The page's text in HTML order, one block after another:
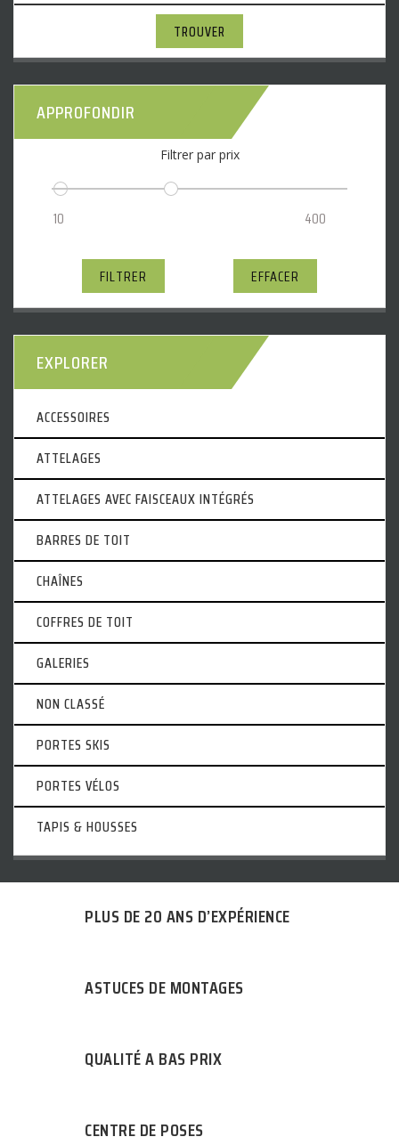
TROUVER
APPROFONDIR
Filtrer par prix
FILTRER EFFACER
EXPLORER
ACCESSOIRES
ATTELAGES
ATTELAGES AVEC FAISCEAUX INTÉGRÉS
BARRES DE TOIT
CHAÎNES
COFFRES DE TOIT
GALERIES
NON CLASSÉ
PORTES SKIS
PORTES VÉLOS
TAPIS & HOUSSES
PLUS DE 20 ANS D’EXPÉRIENCE
ASTUCES DE MONTAGES
QUALITÉ A BAS PRIX
CENTRE DE POSES